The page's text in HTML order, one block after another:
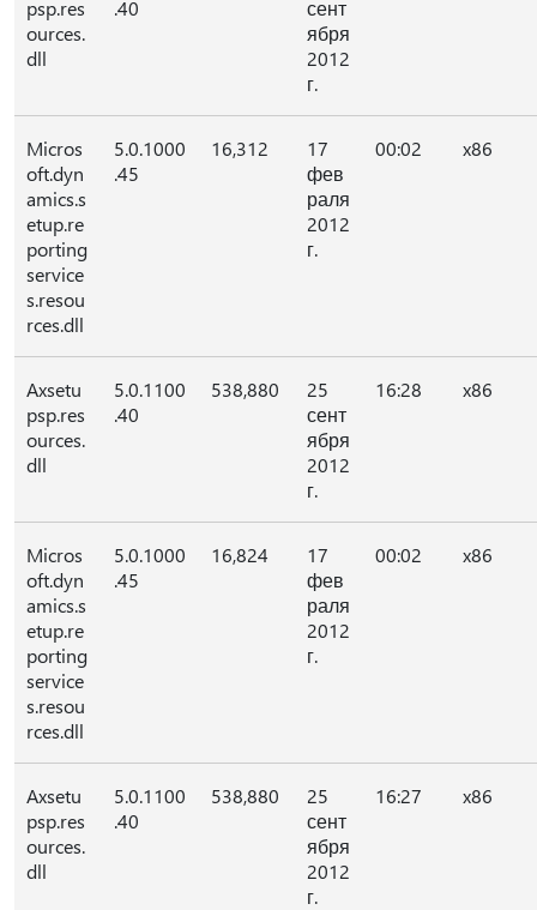
psp.res
ources.
dll
.40
сент
ября
2012
г.
Micros
oft.dyn
amics.s
etup.re
porting
service
s.resou
rces.dll
5.0.1000
.45
16,312
17
фев
раля
2012
г.
00:02 x86
Axsetu
psp.res
ources.
dll
5.0.1100
.40
538,880
25
сент
ября
2012
г.
16:28 x86
Micros
oft.dyn
amics.s
etup.re
porting
service
s.resou
rces.dll
5.0.1000
.45
16,824
17
фев
раля
2012
г.
00:02 x86
Axsetu
psp.res
ources.
dll
5.0.1100
.40
538,880
25
сент
ября
2012
г.
16:27 x86